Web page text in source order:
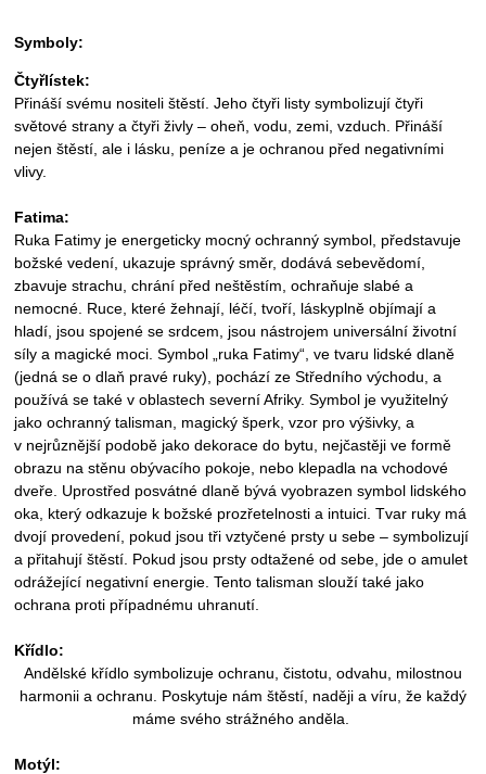
Symboly:
Čtyřlístek:
Přináší svému nositeli štěstí. Jeho čtyři listy symbolizují čtyři
světové strany a čtyři živly – oheň, vodu, zemi, vzduch. Přináší
nejen štěstí, ale i lásku, peníze a je ochranou před negativními
vlivy.
Fatima:
Ruka Fatimy je energeticky mocný ochranný symbol, představuje
božské vedení, ukazuje správný směr, dodává sebevědomí,
zbavuje strachu, chrání před neštěstím, ochraňuje slabé a
nemocné. Ruce, které žehnají, léčí, tvoří, láskyplně objímají a
hladí, jsou spojené se srdcem, jsou nástrojem universální životní
síly a magické moci. Symbol „ruka Fatimy“, ve tvaru lidské dlaně
(jedná se o dlaň pravé ruky), pochází ze Středního východu, a
používá se také v oblastech severní Afriky. Symbol je využitelný
jako ochranný talisman, magický šperk, vzor pro výšivky, a
v nejrůznější podobě jako dekorace do bytu, nejčastěji ve formě
obrazu na stěnu obývacího pokoje, nebo klepadla na vchodové
dveře. Uprostřed posvátné dlaně bývá vyobrazen symbol lidského
oka, který odkazuje k božské prozřetelnosti a intuici. Tvar ruky má
dvojí provedení, pokud jsou tři vztyčené prsty u sebe – symbolizují
a přitahují štěstí. Pokud jsou prsty odtažené od sebe, jde o amulet
odrážející negativní energie. Tento talisman slouží také jako
ochrana proti případnému uhranutí.
Křídlo:
Andělské křídlo symbolizuje ochranu, čistotu, odvahu, milostnou
harmonii a ochranu. Poskytuje nám štěstí, naději a víru, že každý
máme svého strážného anděla.
Motýl: